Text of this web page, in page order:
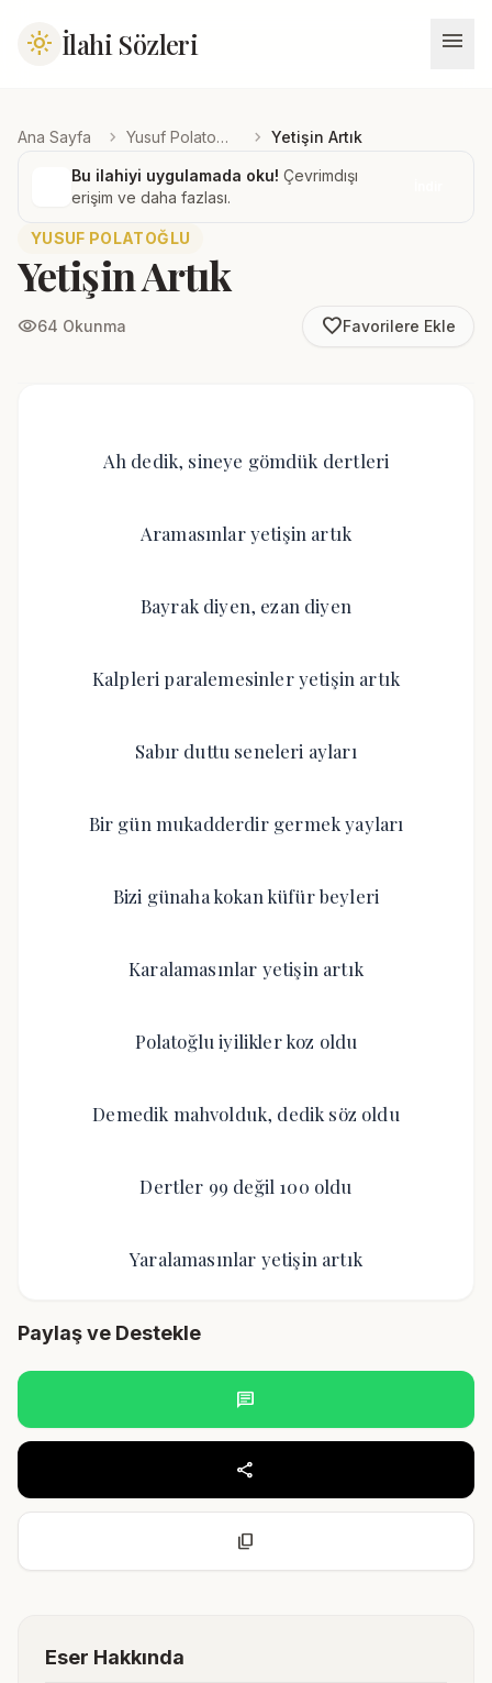
light_mode İlahi Sözleri menu
Ana Sayfa chevron_right Yusuf Polatoğlu chevron_right Yetişin Artık
Bu ilahiyi uygulamada oku! Çevrimdışı
erişim ve daha fazlası.
YUSUF POLATOĞLU
Yetişin Artık
visibility64 Okunma favorite_borderFavorilere Ekle
Ah dedik, sineye gömdük dertleri
Aramasınlar yetişin artık
Bayrak diyen, ezan diyen
Kalpleri paralemesinler yetişin artık
Sabır duttu seneleri ayları
Bir gün mukadderdir germek yayları
Bizi günaha kokan küfür beyleri
Karalamasınlar yetişin artık
Polatoğlu iyilikler koz oldu
Demedik mahvolduk, dedik söz oldu
Dertler 99 değil 100 oldu
Yaralamasınlar yetişin artık
Paylaş ve Destekle
chat
share
content_copy
Eser Hakkında